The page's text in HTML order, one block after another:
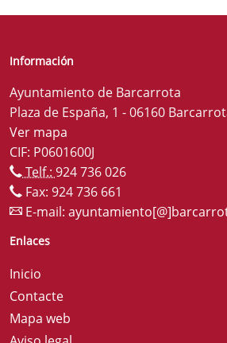
Información
Ayuntamiento de Barcarrota
Plaza de España, 1 - 06160
Ver mapa
CIF: P0601600J
Telf.: 924 736 026
Fax: 924 736 661
E-mail:
Enlaces
Inicio
Contacte
Mapa web